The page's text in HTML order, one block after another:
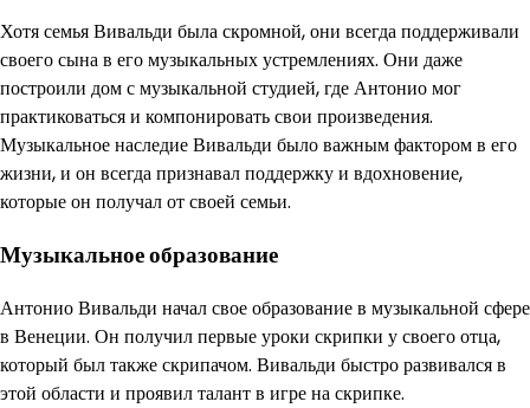
Хотя семья Вивальди была скромной, они всегда поддерживали
своего сына в его музыкальных устремлениях. Они даже
построили дом с музыкальной студией, где Антонио мог
практиковаться и компонировать свои произведения.
Музыкальное наследие Вивальди было важным фактором в его
жизни, и он всегда признавал поддержку и вдохновение,
которые он получал от своей семьи.
Музыкальное образование
Антонио Вивальди начал свое образование в музыкальной сфере
в Венеции. Он получил первые уроки скрипки у своего отца,
который был также скрипачом. Вивальди быстро развивался в
этой области и проявил талант в игре на скрипке.